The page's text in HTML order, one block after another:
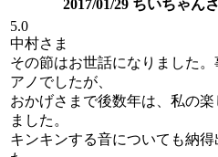
2017/01/29 ちいちゃん
5.0
中村さま
その節はお世話になりました
アノでしたが、
おかげさまで後数年は、私の
ました。
キンキンする音についても納